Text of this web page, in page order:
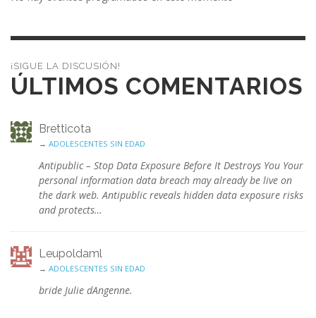
¡SIGUE LA DISCUSIÓN!
ÚLTIMOS COMENTARIOS
Bretticota
→ ADOLESCENTES SIN EDAD
Antipublic – Stop Data Exposure Before It Destroys You Your
personal information data breach may already be live on
the dark web. Antipublic reveals hidden data exposure risks
and protects…
Leupoldaml
→ ADOLESCENTES SIN EDAD
bride Julie dAngenne.